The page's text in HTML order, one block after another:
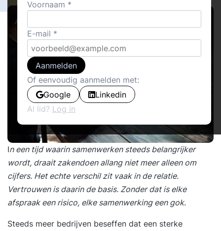
Actueel
In een tijd waarin samenwerken steeds belangrijker
wordt, draait zakendoen allang niet meer alleen om
cijfers. Het echte verschil zit vaak in de relatie.
Vertrouwen is daarin de basis. Zonder dat is elke
afspraak een risico, elke samenwerking een gok.
Steeds meer bedrijven beseffen dat een sterke
Voornaam
E-mail
Aanmelden
Of eenvoudig aanmelden met:
Google
Linkedin
Al lid? Log in